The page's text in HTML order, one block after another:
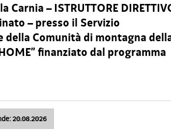
– ISTRUTTORE
– presso il Servizio
Comunità di montagna
finanziato dal programma
20.08.2026